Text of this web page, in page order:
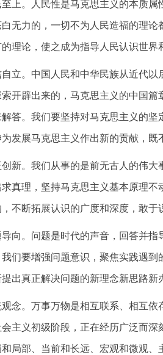
上。人民性是马克思主义的本质属
无力的，一切不为人民造福的理
理论，使之成为指导人民认识世界
立。中国人民和中华民族从近代以
开辟出来的，马克思主义的中国
答。我们要坚持对马克思主义的
发展马克思主义作出新的贡献，
新。我们从事的是前无古人的伟大
真理，坚持马克思主义基本原理
不断拓展认识的广度和深度，敢
向。问题是时代的声音，回答并指
们要增强问题意识，聚焦实践遇
出真正解决问题的新理念新思路新
念。万事万物是相互联系、相互依
主义初级阶段，正在经历广泛而
局部、当前和长远、宏观和微观